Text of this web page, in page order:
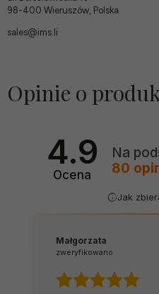
98-400 Wieruszów, Polska
sales@ims.li
Opinie o
4.9
Ocena
Na
80
Jak
Małgorzata
zweryfikowano